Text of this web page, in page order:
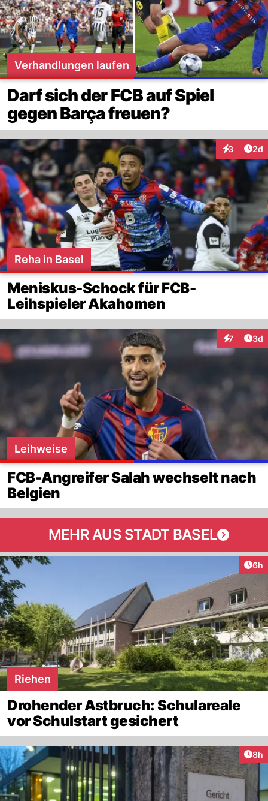
Verhandlungen laufen
Darf sich der FCB auf Spiel
gegen Barça freuen?
3 2d
Reha in Basel
Meniskus-Schock für FCB-
Leihspieler Akahomen
7 3d
Leihweise
FCB-Angreifer Salah wechselt nach
Belgien
MEHR AUS STADT BASEL
6h
Riehen
Drohender Astbruch: Schulareale
vor Schulstart gesichert
8h